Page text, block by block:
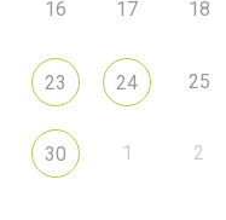
16 17 18
23 24 25
30 1 2